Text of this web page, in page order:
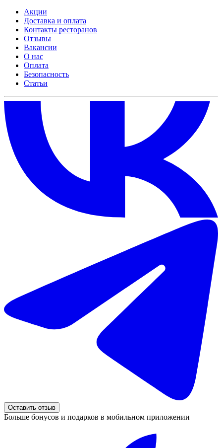
Акции
Доставка и оплата
Контакты ресторанов
Отзывы
Вакансии
О нас
Оплата
Безопасность
Статьи
Оставить отзыв
Больше бонусов и подарков в мобильном приложении